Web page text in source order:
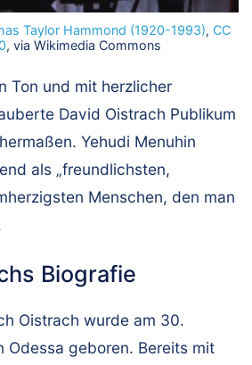
Taylor Hammond (1920-1993), CC
, via Wikimedia Commons
Ton und mit herzlicher
David Oistrach Publikum
Yehudi Menuhin
als „freundlichsten,
Menschen, den man
Biografie
Oistrach wurde am 30.
Odessa geboren. Bereits mit